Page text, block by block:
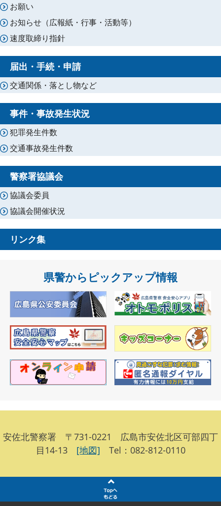
お願い
お知らせ（広報紙・行事・活動等）
速度取締り指針
届出・手続・申請
交通関係・落とし物など
事件・事故発生状況
犯罪発生件数
交通事故発生件数
警察署協議会
協議会委員
協議会開催状況
リンク集
県警からピックアップ情報
安佐北警察署 〒731-0221 広島市安佐北区可部四丁
目14-13 [地図] Tel：082-812-0110